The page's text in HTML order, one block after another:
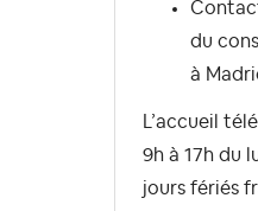
du
à
L’accueil
9h à 17h du
jours fériés